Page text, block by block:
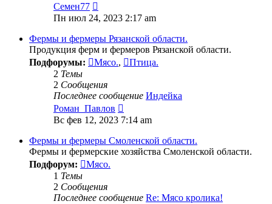
Семен77
последнему
сообщению
Пн июл 24, 2023 2:17 am
Фермы и фермеры Рязанской области.
Продукция ферм и фермеров Рязанской области.
Подфорумы:
Мясо.,
Птица.
2 Темы
2 Сообщения
Последнее сообщение Индейка
Роман_Павлов
к
сообщению
Вс фев 12, 2023 7:14 am
Фермы и фермеры Смоленской области.
Фермы и фермерские хозяйства Смоленской области.
Подфорум:
Мясо.
1 Темы
2 Сообщения
Последнее сообщение Re: Мясо кролика!